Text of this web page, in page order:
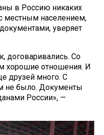
в Россию никаких
местным населением,
уверяет
договаривались. Со
хорошие отношения. И
друзей много. С
не было. Документы
России», —